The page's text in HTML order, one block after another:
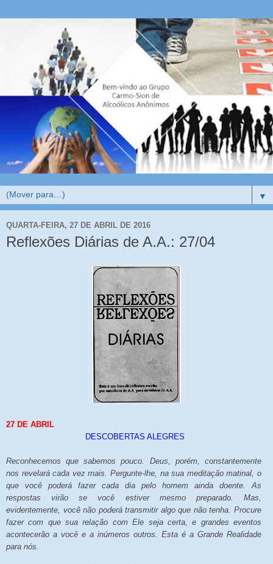
▼
QUARTA-FEIRA, 27 DE ABRIL DE 2016
Reflexões Diárias de A.A.: 27/04
27 DE ABRIL
DESCOBERTAS ALEGRES
Reconhecemos que sabemos pouco. Deus, porém, constantemente
nos revelará cada vez mais. Pergunte-lhe, na sua meditação matinal, o
que você poderá fazer cada dia pelo homem ainda doente. As
respostas virão se você estiver mesmo preparado. Mas,
evidentemente, você não poderá transmitir algo que não tenha. Procure
fazer com que sua relação com Ele seja certa, e grandes eventos
acontecerão a você e a inúmeros outros. Esta é a Grande Realidade
para nós.